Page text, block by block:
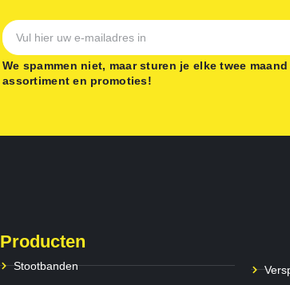
We spammen niet, maar sturen je elke twee
assortiment en promoties!
Producten
Stootbanden